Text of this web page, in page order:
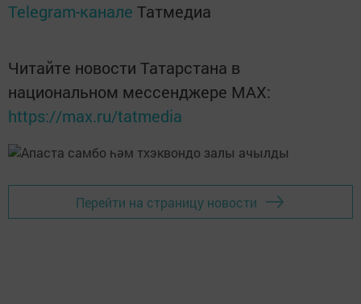
Telegram-канале Татмедиа
Читайте новости Татарстана в
национальном мессенджере MАХ:
https://max.ru/tatmedia
Перейти на страницу новости